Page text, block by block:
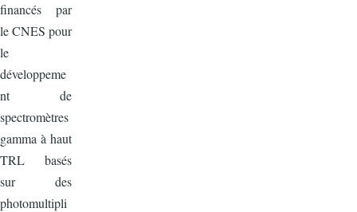
financés par
le CNES pour
le
développeme
nt de
spectromètres
gamma à haut
TRL basés
sur des
photomultipli